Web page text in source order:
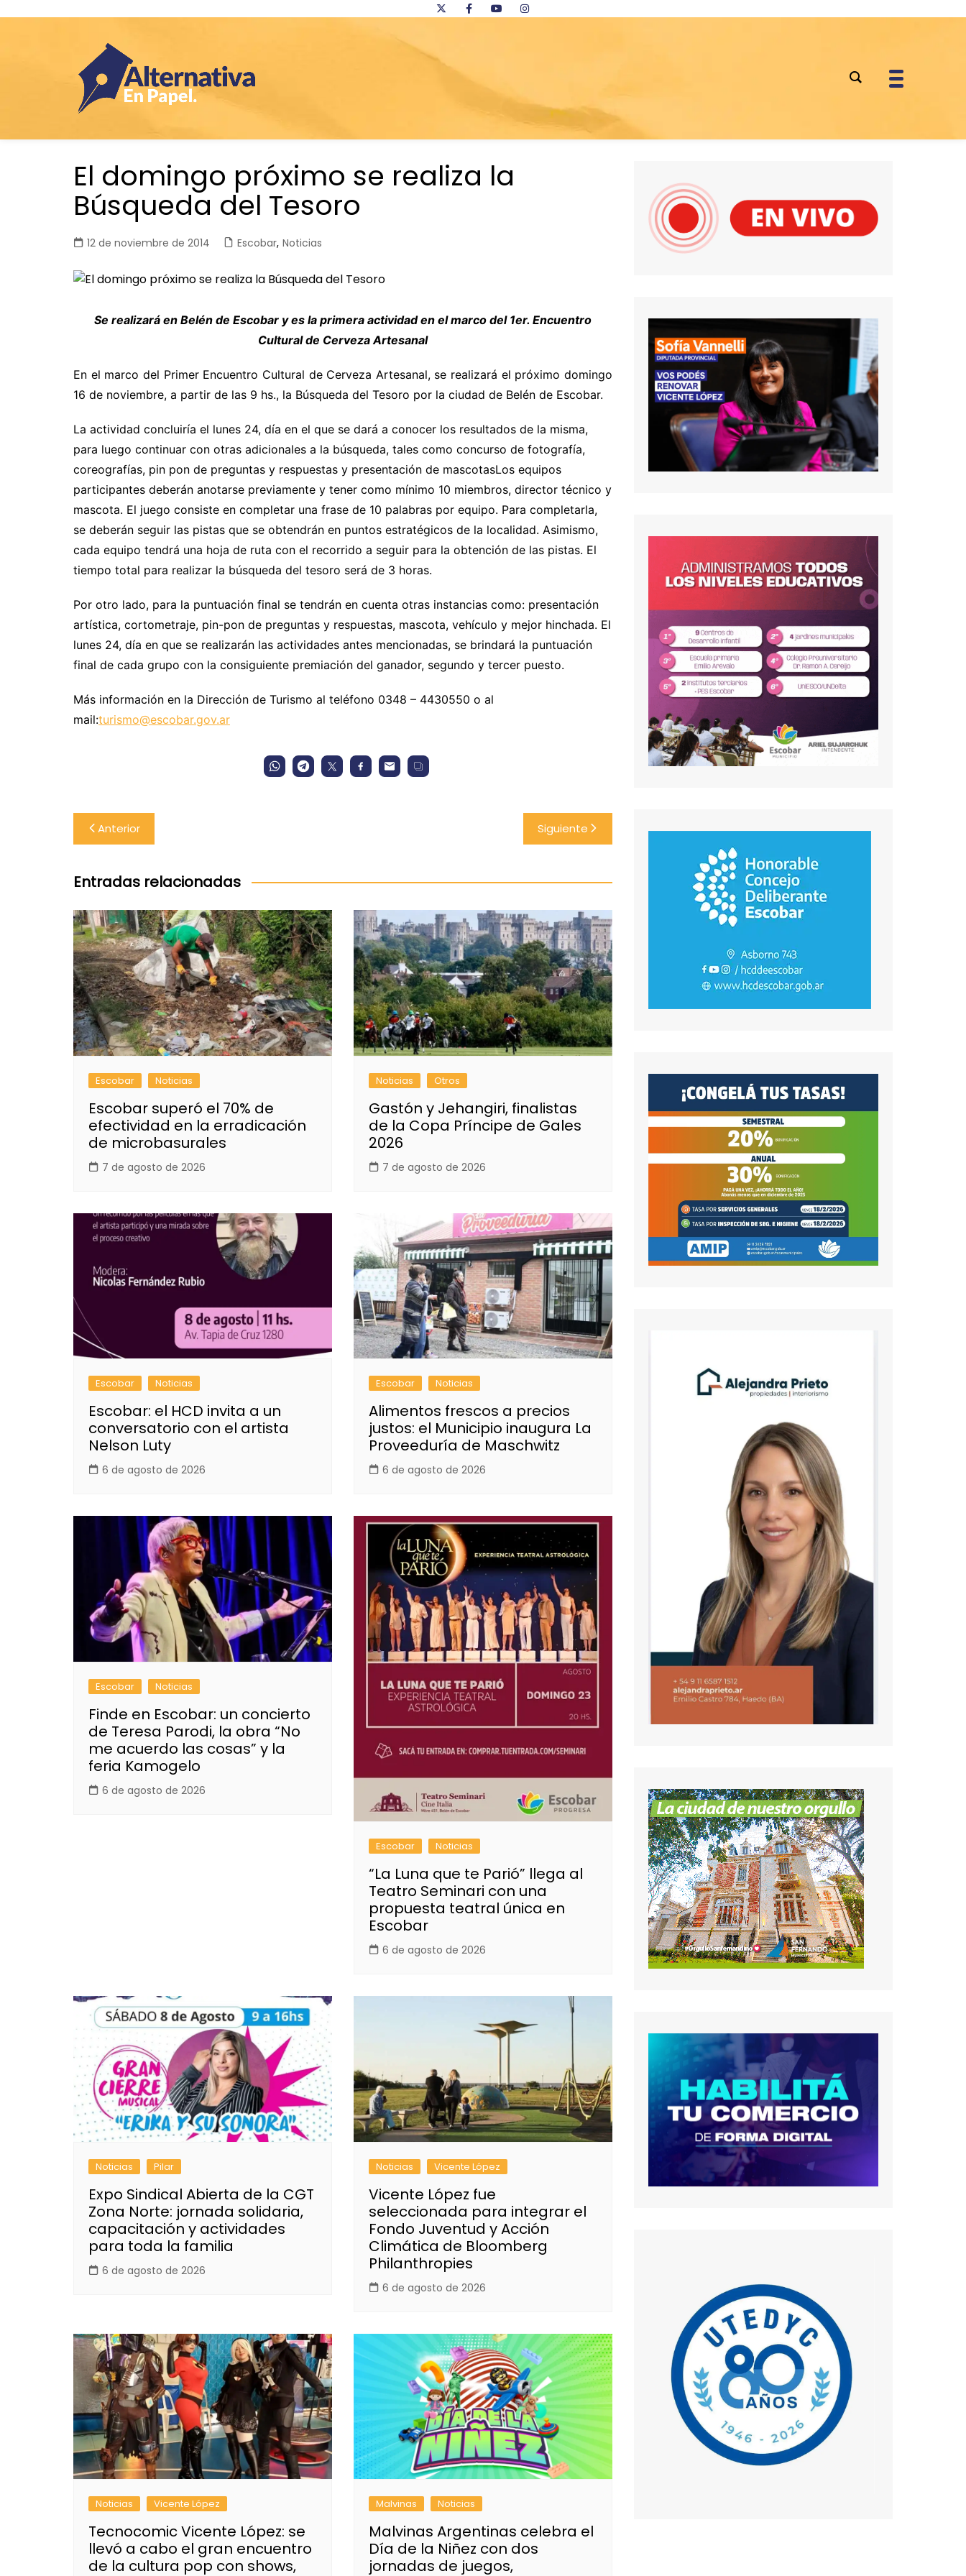
El domingo próximo se realiza la
Búsqueda del Tesoro
12 de noviembre de 2014 Escobar, Noticias
Se realizará en Belén de Escobar y es la primera actividaden el marco del 1er. Encuentro
Cultural de Cerveza Artesanal
En el marco del Primer Encuentro Cultural de Cerveza Artesanal, se realizará el próximo domingo
16 de noviembre, a partir de las 9 hs., la Búsqueda del Tesoro por la ciudad de Belén de Escobar.
La actividad concluiría el lunes 24, día en el que se dará a conocer los resultados de la misma,
para luego continuar con otras adicionales a la búsqueda, tales como concurso de fotografía,
coreografías, pin pon de preguntas y respuestas y presentación de mascotasLos equipos
participantes deberán anotarse previamente y tener como mínimo 10 miembros, director técnico y
mascota. El juego consiste en completar una frase de 10 palabras por equipo. Para completarla,
se deberán seguir las pistas que se obtendrán en puntos estratégicos de la localidad. Asimismo,
cada equipo tendrá una hoja de ruta con el recorrido a seguir para la obtención de las pistas. El
tiempo total para realizar la búsqueda del tesoro será de 3 horas.
Por otro lado, para la puntuación final se tendrán en cuenta otras instancias como: presentación
artística, cortometraje, pin-pon de preguntas y respuestas, mascota, vehículo y mejor hinchada. El
lunes 24, día en que se realizarán las actividades antes mencionadas, se brindará la puntuación
final de cada grupo con la consiguiente premiación del ganador, segundo y tercer puesto.
Más información en la Dirección de Turismo al teléfono 0348 – 4430550 o al
mail:turismo@escobar.gov.ar
Navegación
de
entradas
Anterior Siguiente
Entradas relacionadas
Escobar Noticias
Escobar superó el 70% de
efectividad en la erradicación
de microbasurales
7 de agosto de 2026
Noticias Otros
Gastón y Jehangiri, finalistas
de la Copa Príncipe de Gales
2026
7 de agosto de 2026
Escobar Noticias
Escobar: el HCD invita a un
conversatorio con el artista
Nelson Luty
6 de agosto de 2026
Escobar Noticias
Alimentos frescos a precios
justos: el Municipio inaugura La
Proveeduría de Maschwitz
6 de agosto de 2026
Escobar Noticias
Finde en Escobar: un concierto
de Teresa Parodi, la obra “No
me acuerdo las cosas” y la
feria Kamogelo
6 de agosto de 2026
Escobar Noticias
“La Luna que te Parió” llega al
Teatro Seminari con una
propuesta teatral única en
Escobar
6 de agosto de 2026
Noticias Pilar
Expo Sindical Abierta de la CGT
Zona Norte: jornada solidaria,
capacitación y actividades
para toda la familia
6 de agosto de 2026
Noticias Vicente López
Vicente López fue
seleccionada para integrar el
Fondo Juventud y Acción
Climática de Bloomberg
Philanthropies
6 de agosto de 2026
Noticias Vicente López
Tecnocomic Vicente López: se
llevó a cabo el gran encuentro
de la cultura pop con shows,
Malvinas Noticias
Malvinas Argentinas celebra el
Día de la Niñez con dos
jornadas de juegos,